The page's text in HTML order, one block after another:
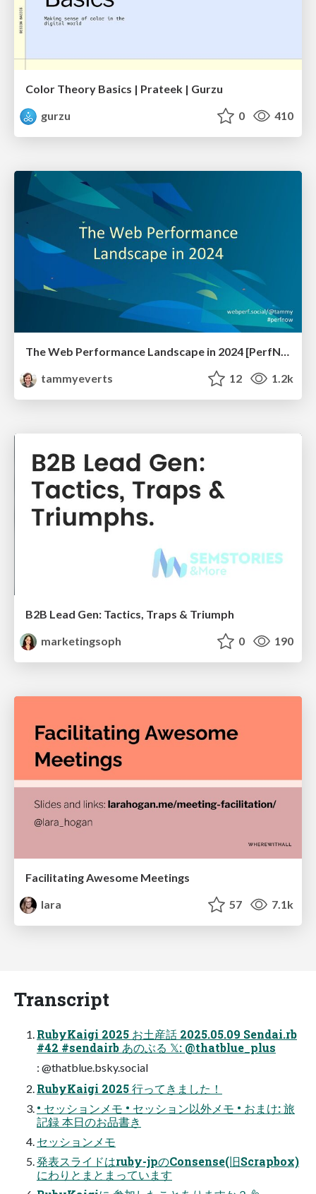
Color Theory Basics | Prateek | Gurzu
gurzu
0 410
The Web Performance Landscape in 2024 [PerfNow 2024]
tammyeverts
12 1.2k
B2B Lead Gen: Tactics, Traps & Triumph
marketingsoph
0 190
Facilitating Awesome Meetings
lara
57 7.1k
Transcript
RubyKaigi 2025 お土産話 2025.05.09 Sendai.rb
#42 #sendairb あのぶる 𝕏: @thatblue_plus
: @thatblue.bsky.social
RubyKaigi 2025 行ってきました！
• セッションメモ • セッション以外メモ • おまけ: 旅
記録 本日のお品書き
セッションメモ
発表スライドはruby-jpのConsense(旧Scrapbox)
にわりとまとまっています